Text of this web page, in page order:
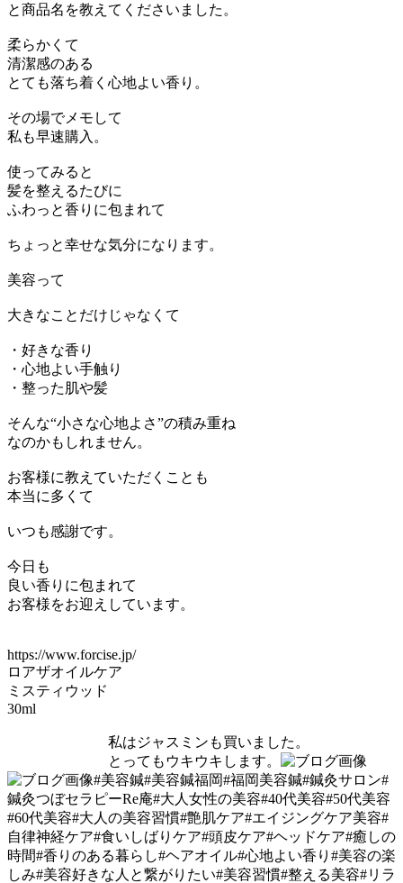
と商品名を教えてくださいました。
柔らかくて
清潔感のある
とても落ち着く心地よい香り。
その場でメモして
私も早速購入。
使ってみると
髪を整えるたびに
ふわっと香りに包まれて
ちょっと幸せな気分になります。
美容って
大きなことだけじゃなくて
・好きな香り
・心地よい手触り
・整った肌や髪
そんな“小さな心地よさ”の積み重ね
なのかもしれません。
お客様に教えていただくことも
本当に多くて
いつも感謝です。
今日も
良い香りに包まれて
お客様をお迎えしています。
https://www.forcise.jp/
ロアザオイルケア
ミスティウッド
30ml
私はジャスミンも買いました。
とってもウキウキします。
#美容鍼#美容鍼福岡#福岡美容鍼#鍼灸サロン#
鍼灸つぼセラピーRe庵#大人女性の美容#40代美容#50代美容
#60代美容#大人の美容習慣#艶肌ケア#エイジングケア美容#
自律神経ケア#食いしばりケア#頭皮ケア#ヘッドケア#癒しの
時間#香りのある暮らし#ヘアオイル#心地よい香り#美容の楽
しみ#美容好きな人と繋がりたい#美容習慣#整える美容#リラ